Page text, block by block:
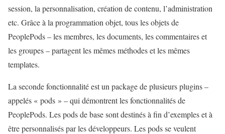
session, la personnalisation, création de contenu, l’administration
etc. Grâce à la programmation objet, tous les objets de
PeoplePods – les membres, les documents, les commentaires et
les groupes – partagent les mêmes méthodes et les mêmes
templates.
La seconde fonctionnalité est un package de plusieurs plugins –
appelés « pods » – qui démontrent les fonctionnalités de
PeoplePods. Les pods de base sont destinés à fin d’exemples et à
être personnalisés par les développeurs. Les pods se veulent